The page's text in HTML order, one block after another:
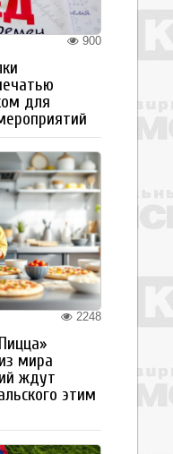
900
для
2248
мира
ждут
этим